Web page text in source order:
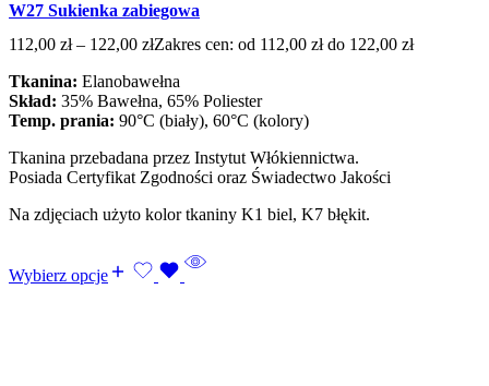
W27 Sukienka zabiegowa
112,00 zł – 122,00 złZakres cen: od 112,00 zł do 122,00 zł
Tkanina: Elanobawełna
Skład: 35% Bawełna, 65% Poliester
Temp. prania: 90°C (biały), 60°C (kolory)
Tkanina przebadana przez Instytut Włókiennictwa.
Posiada Certyfikat Zgodności oraz Świadectwo Jakości
Na zdjęciach użyto kolor tkaniny K1 biel, K7 błękit.
Wybierz opcje